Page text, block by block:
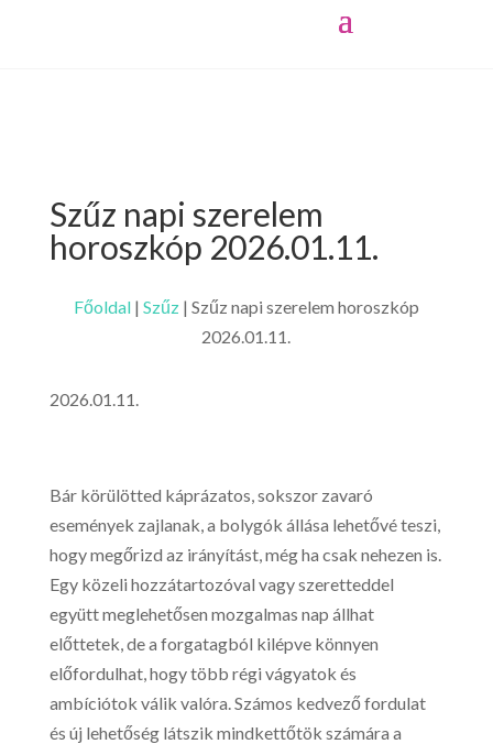
Szűz napi szerelem
horoszkóp 2026.01.11.
Főoldal| Szűz| Szűz napi szerelem horoszkóp
2026.01.11.
2026.01.11.
Bár körülötted káprázatos, sokszor zavaró
események zajlanak, a bolygók állása lehetővé teszi,
hogy megőrizd az irányítást, még ha csak nehezen is.
Egy közeli hozzátartozóval vagy szeretteddel
együtt meglehetősen mozgalmas nap állhat
előttetek, de a forgatagból kilépve könnyen
előfordulhat, hogy több régi vágyatok és
ambíciótok válik valóra. Számos kedvező fordulat
és új lehetőség látszik mindkettőtök számára a